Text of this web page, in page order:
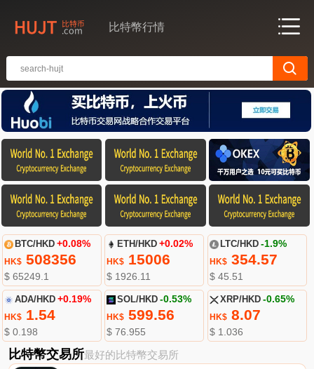
比特幣行情
BTC/HKD +0.08%
HK$508356
$ 65249.1
ETH/HKD +0.02%
HK$ 15006
$ 1926.11
LTC/HKD -1.9%
HK$354.57
$ 45.51
ADA/HKD +0.19%
HK$1.54
$ 0.198
SOL/HKD -0.53%
HK$ 599.56
$ 76.955
XRP/HKD -0.65%
HK$8.07
$ 1.036
比特幣交易所最好的比特幣交易所